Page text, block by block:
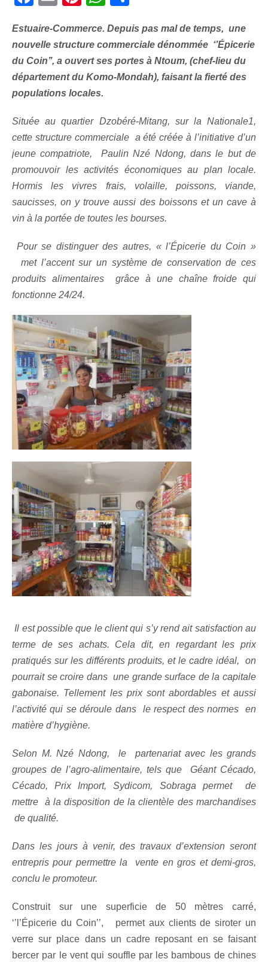
Estuaire-Commerce. Depuis pas mal de temps, une
nouvelle structure commerciale dénommée ‘’Épicerie
du Coin’’, a ouvert ses portes à Ntoum, (chef-lieu du
département du Komo-Mondah), faisant la fierté des
populations locales.
Située au quartier Dzobéré-Mitang, sur la Nationale1,
cette structure commerciale a été créée à l’initiative d’un
jeune compatriote, Paulin Nzé Ndong, dans le but de
promouvoir les activités économiques au plan locale.
Hormis les vivres frais, volaille, poissons, viande,
saucisses, on y trouve aussi des boissons et un cave à
vin à la portée de toutes les bourses.
Pour se distinguer des autres, « l’Épicerie du Coin »
met l’accent sur un système de conservation de ces
produits alimentaires grâce à une chaîne froide qui
fonctionne 24/24.
Il est possible que le client qui s’y rend ait satisfaction au
terme de ses achats. Cela dit, en regardant les prix
pratiqués sur les différents produits, et le cadre idéal, on
pourrait se croire dans une grande surface de la capitale
gabonaise. Tellement les prix sont abordables et aussi
l’activité qui se déroule dans le respect des normes en
matière d’hygiène.
Selon M. Nzé Ndong, le partenariat avec les grands
groupes de l’agro-alimentaire, tels que Géant Cécado,
Cécado, Prix Import, Sydicom, Sobraga permet de
mettre à la disposition de la clientèle des marchandises
de qualité.
Dans les jours à venir, des travaux d’extension seront
entrepris pour permettre la vente en gros et demi-gros,
conclu le promoteur.
Construit sur une superficie de 50 mètres carré,
‘’l’Épicerie du Coin’’, permet aux clients de siroter un
verre sur place dans un cadre reposant en se faisant
bercer par le vent qui souffle par les bambous de chines